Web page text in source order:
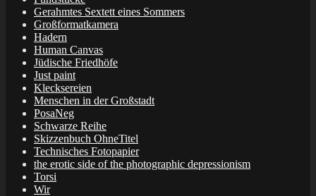
Gerahmtes Sextett eines Sommers
Großformatkamera
Hadern
Human Canvas
Jüdische Friedhöfe
Just paint
Klecksereien
Menschen in der Großstadt
PosaNeg
Schwarze Reihe
Skizzenbuch OhneTitel
Technisches Fotopapier
the erotic side of the photographic depressionism
Torsi
Wir